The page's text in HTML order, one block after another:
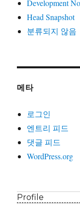
Development
Head Snapshot
분류되지 않음
메타
로그인
엔트리 피드
댓글 피드
WordPress.org
Profile